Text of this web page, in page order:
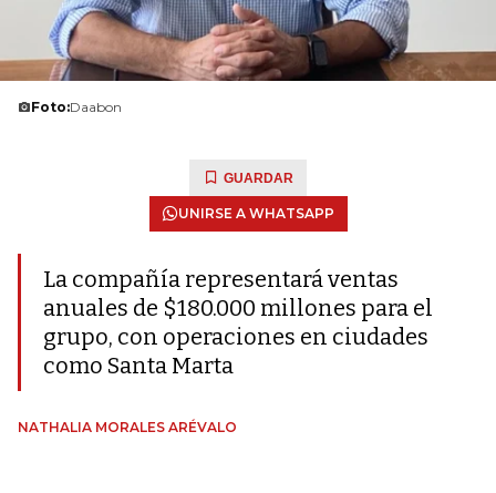
Foto:Daabon
GUARDAR
UNIRSE A WHATSAPP
La compañía representará ventas
anuales de $180.000 millones para el
grupo, con operaciones en ciudades
como Santa Marta
NATHALIA MORALES ARÉVALO